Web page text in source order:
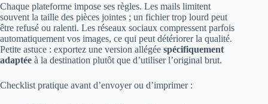
Chaque plateforme impose ses règles. Les mails limitent
souvent la taille des pièces jointes ; un fichier trop lourd peut
être refusé ou ralenti. Les réseaux sociaux compressent parfois
automatiquement vos images, ce qui peut détériorer la qualité.
Petite astuce : exportez une version allégée spécifiquement
adaptée à la destination plutôt que d’utiliser l’original brut.
Checklist pratique avant d’envoyer ou d’imprimer :